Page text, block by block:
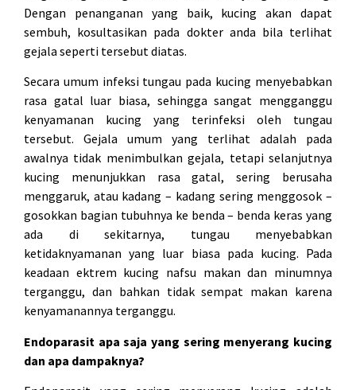
Dengan penanganan yang baik, kucing akan dapat
sembuh, kosultasikan pada dokter anda bila terlihat
gejala seperti tersebut diatas.
Secara umum infeksi tungau pada kucing menyebabkan
rasa gatal luar biasa, sehingga sangat mengganggu
kenyamanan kucing yang terinfeksi oleh tungau
tersebut. Gejala umum yang terlihat adalah pada
awalnya tidak menimbulkan gejala, tetapi selanjutnya
kucing menunjukkan rasa gatal, sering berusaha
menggaruk, atau kadang – kadang sering menggosok –
gosokkan bagian tubuhnya ke benda – benda keras yang
ada di sekitarnya, tungau menyebabkan
ketidaknyamanan yang luar biasa pada kucing. Pada
keadaan ektrem kucing nafsu makan dan minumnya
terganggu, dan bahkan tidak sempat makan karena
kenyamanannya terganggu.
Endoparasit apa saja yang sering menyerang kucing
dan apa dampaknya?